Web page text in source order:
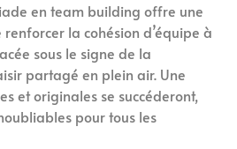
en team building offre une
la cohésion d’équipe à
sous le signe de la
partagé en plein air. Une
et originales se succéderont,
pour tous les